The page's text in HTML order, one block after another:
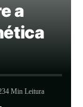
a
4 Min Leitura